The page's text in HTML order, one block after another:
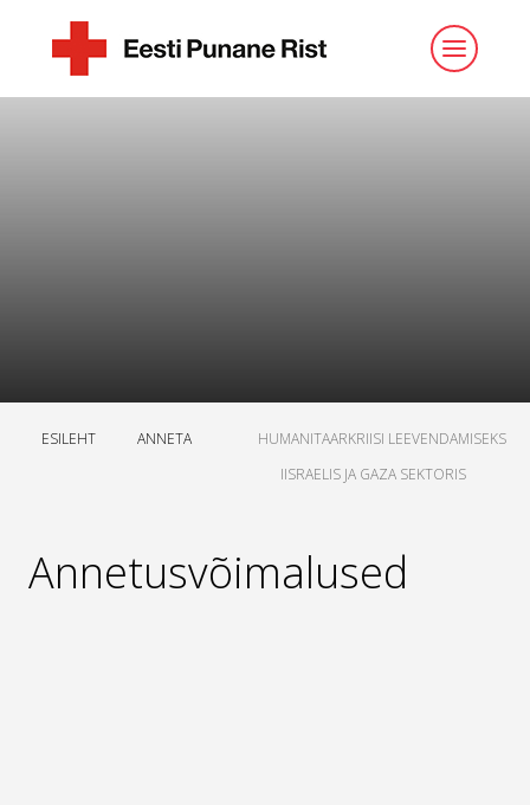
ESILEHT ANNETA
HUMANITAARKRIISI LEEVENDAMISEKS
IISRAELIS JA GAZA SEKTORIS
Annetusvõimalused